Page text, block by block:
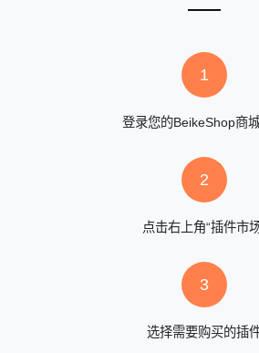
1
登录您的BeikeShop商
2
点击右上角“插件市
3
选择需要购买的插